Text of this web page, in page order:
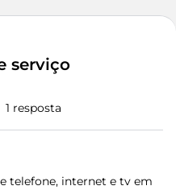
serviço
1 resposta
telefone, internet e tv em